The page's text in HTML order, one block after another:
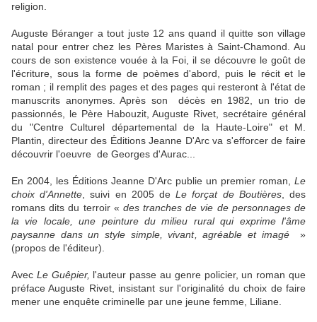
religion.
Auguste Béranger a tout juste 12 ans quand il quitte son village
natal pour entrer chez les Pères Maristes à Saint-Chamond. Au
cours de son existence vouée à la Foi, il se découvre le goût de
l'écriture, sous la forme de poèmes d'abord, puis le récit et le
roman ; il remplit des pages et des pages qui resteront à l'état de
manuscrits anonymes. Après son décès en 1982, un trio de
passionnés, le Père Habouzit, Auguste Rivet, secrétaire général
du "Centre Culturel départemental de la Haute-Loire" et M.
Plantin, directeur des Éditions Jeanne D'Arc va s'efforcer de faire
découvrir l'oeuvre de Georges d'Aurac...
En 2004, les Éditions Jeanne D'Arc publie un premier roman, Le
choix d'Annette , suivi en 2005 deLe forçat de Boutières, des
romans dits du terroir « des tranches de vie de personnages de
la vie locale, une peinture du milieu rural qui exprime l'âme
paysanne dans un style simple, vivant, agréable et imagé»
(propos de l'éditeur).
Avec Le Guêpier, l'auteur passe au genre policier, un roman que
préface Auguste Rivet, insistant sur l'originalité du choix de faire
mener une enquête criminelle par une jeune femme, Liliane.